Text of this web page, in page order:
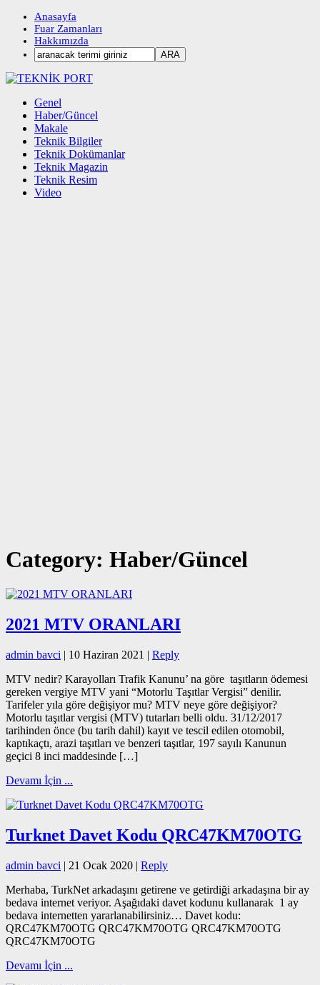
Anasayfa
Fuar Zamanları
Hakkımızda
Genel
Haber/Güncel
Makale
Teknik Bilgiler
Teknik Dokümanlar
Teknik Magazin
Teknik Resim
Video
Category: Haber/Güncel
2021 MTV ORANLARI
admin bavci | 10 Haziran 2021 | Reply
MTV nedir? Karayolları Trafik Kanunu’ na göre taşıtların ödemesi
gereken vergiye MTV yani “Motorlu Taşıtlar Vergisi” denilir.
Tarifeler yıla göre değişiyor mu? MTV neye göre değişiyor?
Motorlu taşıtlar vergisi (MTV) tutarları belli oldu. 31/12/2017
tarihinden önce (bu tarih dahil) kayıt ve tescil edilen otomobil,
kaptıkaçtı, arazi taşıtları ve benzeri taşıtlar, 197 sayılı Kanunun
geçici 8 inci maddesinde […]
Devamı İçin ...
Turknet Davet Kodu QRC47KM70OTG
admin bavci | 21 Ocak 2020 | Reply
Merhaba, TurkNet arkadaşını getirene ve getirdiği arkadaşına bir ay
bedava internet veriyor. Aşağıdaki davet kodunu kullanarak 1 ay
bedava internetten yararlanabilirsiniz… Davet kodu:
QRC47KM70OTG QRC47KM70OTG QRC47KM70OTG
QRC47KM70OTG
Devamı İçin ...